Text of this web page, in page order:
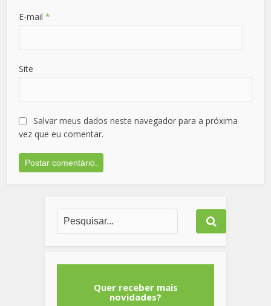
E-mail*
Site
Salvar meus dados neste navegador para a próxima
vez que eu comentar.
Quer receber mais
novidades?